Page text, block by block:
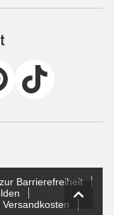
Barrierefreiheit